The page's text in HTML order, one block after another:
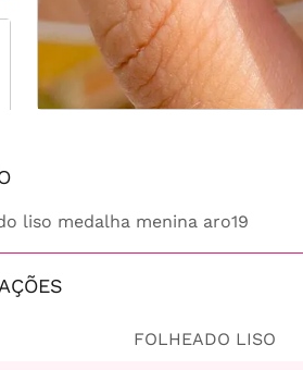
liso medalha menina aro19
FOLHEADO LISO